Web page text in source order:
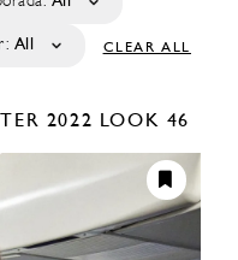
All CLEAR ALL
2022 LOOK 46